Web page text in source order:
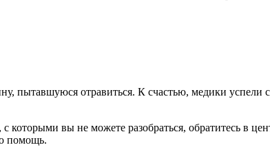
отравиться. К счастью, медики успели
вы не можете разобраться, обратитесь в
помощь.